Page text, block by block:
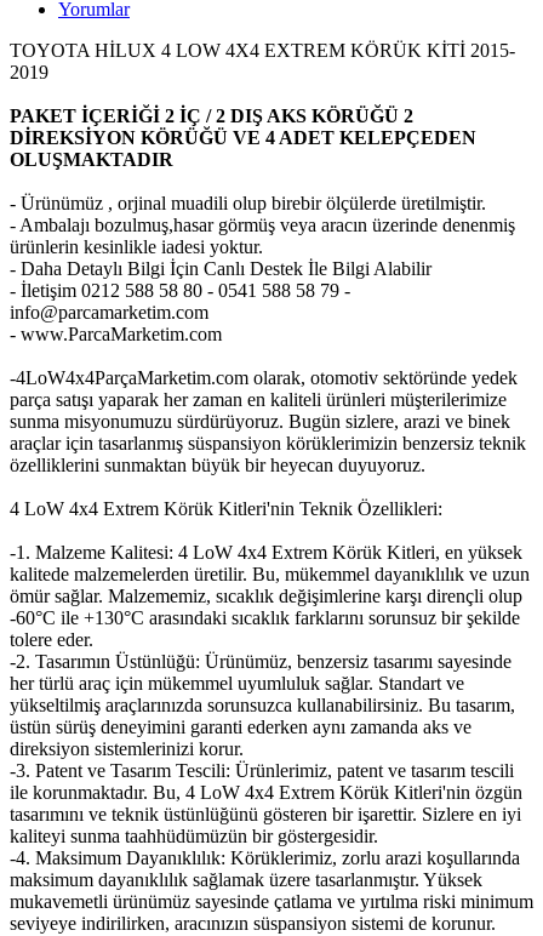
Yorumlar
TOYOTA HİLUX 4 LOW 4X4 EXTREM KÖRÜK KİTİ 2015-
2019
PAKET İÇERİĞİ 2 İÇ / 2 DIŞ AKS KÖRÜĞÜ 2
DİREKSİYON KÖRÜĞÜ VE 4 ADET KELEPÇEDEN
OLUŞMAKTADIR
- Ürünümüz , orjinal muadili olup birebir ölçülerde üretilmiştir.
- Ambalajı bozulmuş,hasar görmüş veya aracın üzerinde denenmiş
ürünlerin kesinlikle iadesi yoktur.
- Daha Detaylı Bilgi İçin Canlı Destek İle Bilgi Alabilir
- İletişim 0212 588 58 80 - 0541 588 58 79 -
info@parcamarketim.com
- www.ParcaMarketim.com
-4LoW4x4ParçaMarketim.com olarak, otomotiv sektöründe yedek
parça satışı yaparak her zaman en kaliteli ürünleri müşterilerimize
sunma misyonumuzu sürdürüyoruz. Bugün sizlere, arazi ve binek
araçlar için tasarlanmış süspansiyon körüklerimizin benzersiz teknik
özelliklerini sunmaktan büyük bir heyecan duyuyoruz.
4 LoW 4x4 Extrem Körük Kitleri'nin Teknik Özellikleri:
-1. Malzeme Kalitesi: 4 LoW 4x4 Extrem Körük Kitleri, en yüksek
kalitede malzemelerden üretilir. Bu, mükemmel dayanıklılık ve uzun
ömür sağlar. Malzememiz, sıcaklık değişimlerine karşı dirençli olup
-60°C ile +130°C arasındaki sıcaklık farklarını sorunsuz bir şekilde
tolere eder.
-2. Tasarımın Üstünlüğü: Ürünümüz, benzersiz tasarımı sayesinde
her türlü araç için mükemmel uyumluluk sağlar. Standart ve
yükseltilmiş araçlarınızda sorunsuzca kullanabilirsiniz. Bu tasarım,
üstün sürüş deneyimini garanti ederken aynı zamanda aks ve
direksiyon sistemlerinizi korur.
-3. Patent ve Tasarım Tescili: Ürünlerimiz, patent ve tasarım tescili
ile korunmaktadır. Bu, 4 LoW 4x4 Extrem Körük Kitleri'nin özgün
tasarımını ve teknik üstünlüğünü gösteren bir işarettir. Sizlere en iyi
kaliteyi sunma taahhüdümüzün bir göstergesidir.
-4. Maksimum Dayanıklılık: Körüklerimiz, zorlu arazi koşullarında
maksimum dayanıklılık sağlamak üzere tasarlanmıştır. Yüksek
mukavemetli ürünümüz sayesinde çatlama ve yırtılma riski minimum
seviyeye indirilirken, aracınızın süspansiyon sistemi de korunur.